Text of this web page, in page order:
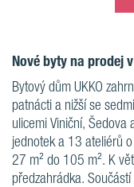
Nové byty na prodej
Bytový dům UKKO
patnácti a nižší se
ulicemi Viniční,
jednotek a 13 ateliérů
27 m² do 105 m². K
předzahrádka.